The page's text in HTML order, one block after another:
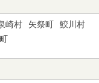
崎村 矢祭町
鮫川村